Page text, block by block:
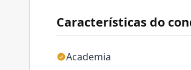
Características do
Academia